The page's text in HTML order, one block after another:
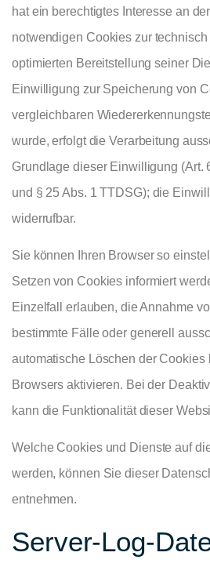
hat ein berechtigtes Interesse an
notwendigen Cookies zur technisch
optimierten Bereitstellung seiner
Einwilligung zur Speicherung von
vergleichbaren
wurde, erfolgt die Verarbeitung
Grundlage dieser Einwilligung (Art.
und § 25 Abs. 1 TTDSG); die
widerrufbar.
Sie können Ihren Browser so
Setzen von Cookies informiert
Einzelfall erlauben, die Annahme
bestimmte Fälle oder generell
automatische Löschen der
Browsers aktivieren. Bei der
kann die Funktionalität dieser
Welche Cookies und Dienste auf
werden, können Sie dieser
entnehmen.
Server-Log-